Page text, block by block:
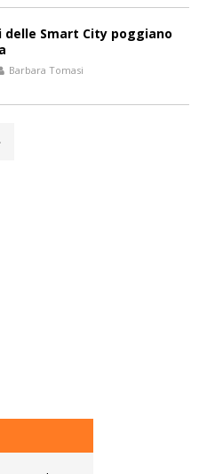
delle Smart City poggiano
Barbara Tomasi